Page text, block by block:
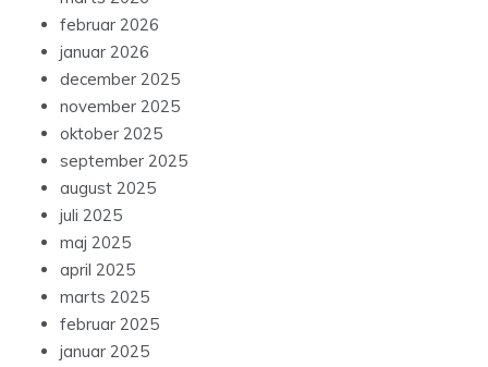
februar 2026
januar 2026
december 2025
november 2025
oktober 2025
september 2025
august 2025
juli 2025
maj 2025
april 2025
marts 2025
februar 2025
januar 2025